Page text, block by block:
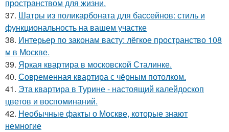
пространством для жизни.
37. Шатры из поликарбоната для бассейнов: стиль и
функциональность на вашем участке
38. Интерьер по законам васту: лёгкое пространство 108
м в Москве.
39. Яркая квартира в московской Сталинке.
40. Современная квартира с чёрным потолком.
41. Эта квартира в Турине - настоящий калейдоскоп
цветов и воспоминаний.
42. Необычные факты о Москве, которые знают
немногие